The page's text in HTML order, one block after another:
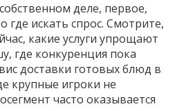
деле, первое,
где искать спрос. Смотрите,
какие услуги упрощают
где конкуренция пока
доставки готовых блюд в
крупные игроки не
часто оказывается